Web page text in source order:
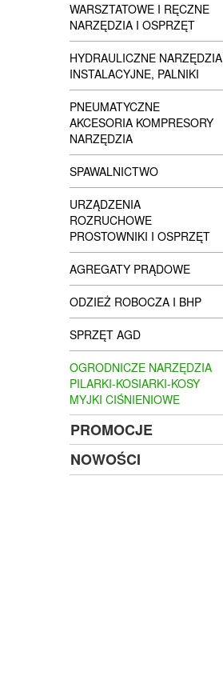
WARSZTATOWE I RĘCZNE
NARZĘDZIA I OSPRZĘT
HYDRAULICZNE NARZĘDZIA
INSTALACYJNE, PALNIKI
PNEUMATYCZNE
AKCESORIA KOMPRESORY
NARZĘDZIA
SPAWALNICTWO
URZĄDZENIA
ROZRUCHOWE
PROSTOWNIKI I OSPRZĘT
AGREGATY PRĄDOWE
ODZIEŻ ROBOCZA I BHP
SPRZĘT AGD
OGRODNICZE NARZĘDZIA
PILARKI-KOSIARKI-KOSY
MYJKI CIŚNIENIOWE
PROMOCJE
NOWOŚCI